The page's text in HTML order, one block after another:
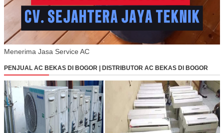
Menerima Jasa Service AC
PENJUAL AC BEKAS DI BOGOR | DISTRIBUTOR AC BEKAS DI BOGOR